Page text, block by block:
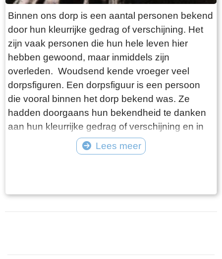
Binnen ons dorp is een aantal personen bekend
door hun kleurrijke gedrag of verschijning. Het
zijn vaak personen die hun hele leven hier
hebben gewoond, maar inmiddels zijn
overleden. Woudsend kende vroeger veel
dorpsfiguren. Een dorpsfiguur is een persoon
die vooral binnen het dorp bekend was. Ze
hadden doorgaans hun bekendheid te danken
aan hun kleurrijke gedrag of verschijning en in
mindere mate aan hun daden. Vaak waren het
al wat oudere personen die hun hele leven in
dorpsbewoners dan hun echte naam. Buiten
Woudsend waren de dorpsfiguren veelal
Lees meer